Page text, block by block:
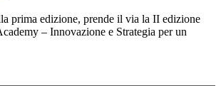
prima edizione, prende il via la II edizione
– Innovazione e Strategia per un